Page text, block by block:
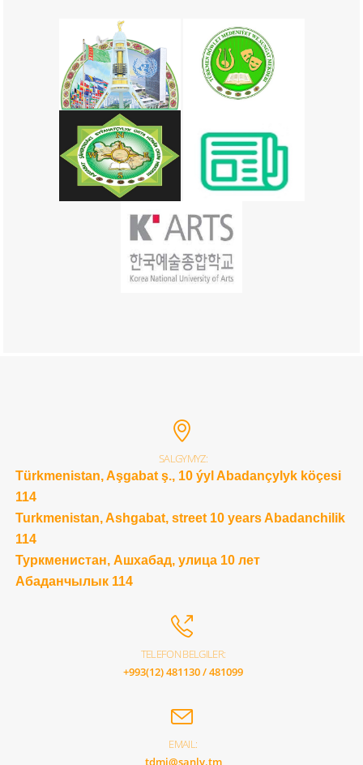
SALGYMYZ:
Türkmenistan, Aşgabat ş., 10 ýyl Abadançylyk köçesi
114
Turkmenistan, Ashgabat, street 10 years Abadanchilik
114
Туркменистан, Ашхабад, улица 10 лет
Абаданчылык 114
TELEFON BELGILER:
+993(12) 481130 / 481099
EMAIL:
tdmi@sanly.tm